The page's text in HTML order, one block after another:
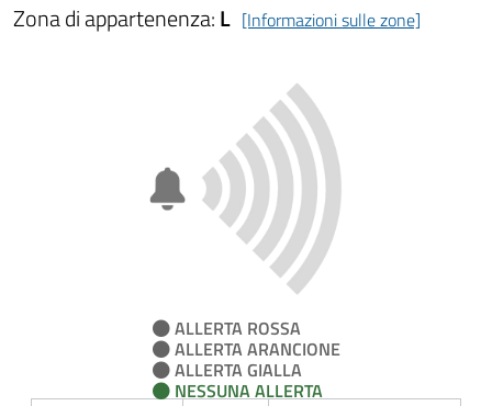
Zona di appartenenza:L [Informazioni sulle zone]
ALLERTA ROSSA
ALLERTA ARANCIONE
ALLERTA GIALLA
NESSUNA ALLERTA